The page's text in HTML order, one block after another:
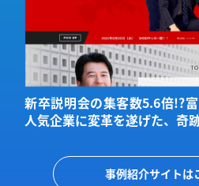
新卒説明会の集客数5.6倍!?
人気企業に変革を遂げた、奇
事例紹介サイトは